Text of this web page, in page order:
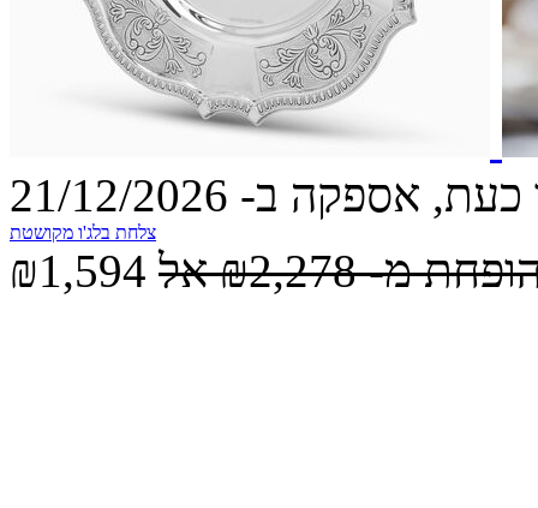
אספקה ב- 21/12/2026
צלחת בלג'ו מקושטת
₪1,594 מ-₪2,278 אל